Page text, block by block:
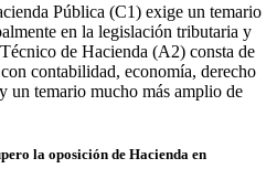
Pública (C1) exige un temario
en la legislación tributaria y
de Hacienda (A2) consta de
contabilidad, economía, derecho
un temario mucho más amplio de
la oposición de Hacienda en